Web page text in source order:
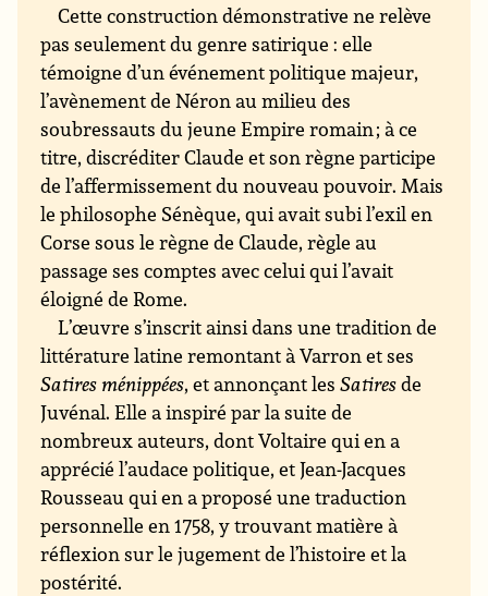
Cette construction démonstrative ne relève
pas seulement du genre satirique : elle
témoigne d’un événement politique majeur,
l’avènement de Néron au milieu des
soubressauts du jeune Empire romain ; à ce
titre, discréditer Claude et son règne participe
de l’affermissement du nouveau pouvoir. Mais
le philosophe Sénèque, qui avait subi l’exil en
Corse sous le règne de Claude, règle au
passage ses comptes avec celui qui l’avait
éloigné de Rome.
L’œuvre s’inscrit ainsi dans une tradition de
littérature latine remontant à Varron et ses
Satires ménippées, et annonçant lesSatiresde
Juvénal. Elle a inspiré par la suite de
nombreux auteurs, dont Voltaire qui en a
apprécié l’audace politique, et Jean-Jacques
Rousseau qui en a proposé une traduction
personnelle en 1758, y trouvant matière à
réflexion sur le jugement de l’histoire et la
postérité.